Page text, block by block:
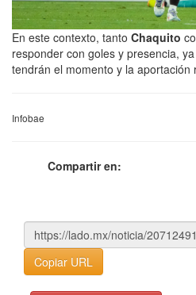
En este contexto, tanto Chaquito
responder con goles y presencia,
tendrán el momento y la aportación
Infobae
Compartir en:
Copiar URL